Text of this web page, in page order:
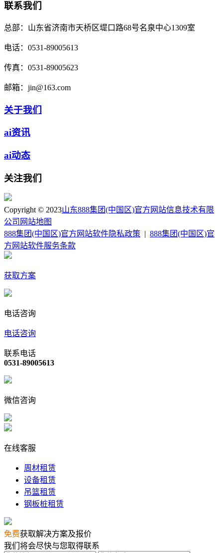
联系我们
总部： 山东省济南市天桥区堤口路68号名泉中心1309室
电话： 0531-89005613
传真： 0531-89005623
邮箱： jin@163.com
关于我们
ai资讯
ai动态
关注我们
Copyright © 2023山东888集团(中国区)官方网站信息技术有限
公司 网站地图
888集团(中国区)官方网站软件隐私政策
888集团(中国区)官
方网站软件服务条款
获取方案
电话咨询
电话咨询
联系电话
0531-89005613
微信咨询
在线客服
周材租赁
设备租赁
吊篮租赁
钢板桩租赁
免费获取解决方案及报价
我们将会尽快与您取得联系